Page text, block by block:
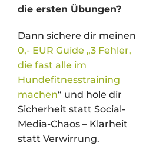
die ersten Übungen?
Dann sichere dir meinen
0,- EUR Guide „3 Fehler,
die fast alle im
Hundefitnesstraining
machen“ und hole dir
Sicherheit statt Social-
Media-Chaos – Klarheit
statt Verwirrung.